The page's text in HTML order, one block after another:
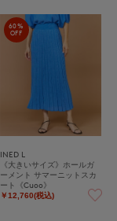
60%
OFF
INED L
《大きいサイズ》ホールガ
ーメント サマーニットスカ
ート《Cuoo》
￥12,760(税込)